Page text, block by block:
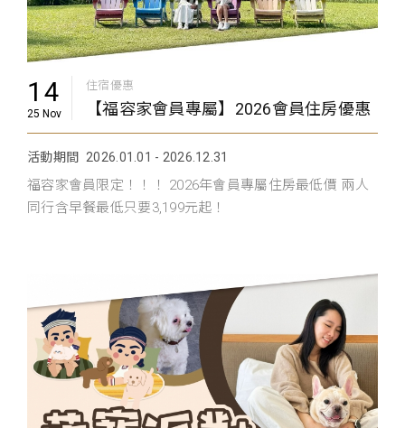
14
25 Nov
住宿優惠
【福容家會員專屬】2026會員住房優惠
活動期間 2026.01.01 - 2026.12.31
福容家會員限定！！！ 2026年會員專屬住房最低價 兩人
同行含早餐最低只要3,199元起！